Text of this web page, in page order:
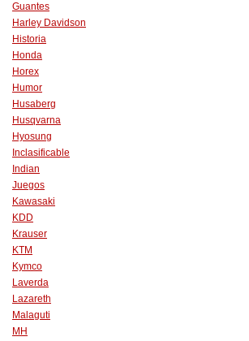
Guantes
Harley Davidson
Historia
Honda
Horex
Humor
Husaberg
Husqvarna
Hyosung
Inclasificable
Indian
Juegos
Kawasaki
KDD
Krauser
KTM
Kymco
Laverda
Lazareth
Malaguti
MH